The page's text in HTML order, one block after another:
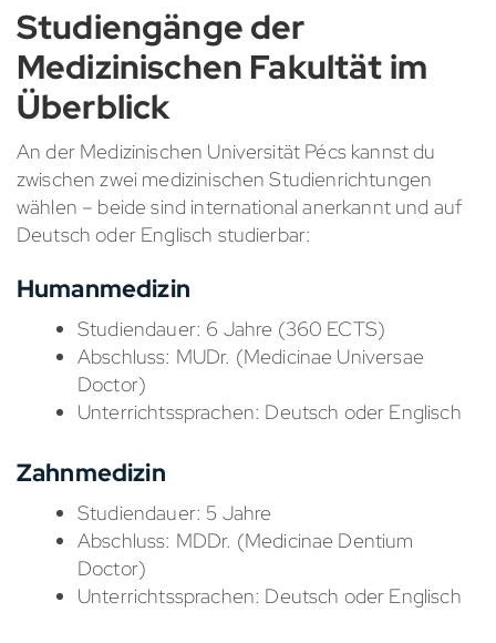
Studiengänge der
Medizinischen Fakultät im
Überblick
An der Medizinischen Universität Pécs kannst du
zwischen zwei medizinischen Studienrichtungen
wählen – beide sind international anerkannt und auf
Deutsch oder Englisch studierbar:
Humanmedizin
Studiendauer: 6 Jahre (360 ECTS)
Abschluss: MUDr. (Medicinae Universae
Doctor)
Unterrichtssprachen: Deutsch oder Englisch
Zahnmedizin
Studiendauer: 5 Jahre
Abschluss: MDDr. (Medicinae Dentium
Doctor)
Unterrichtssprachen: Deutsch oder Englisch